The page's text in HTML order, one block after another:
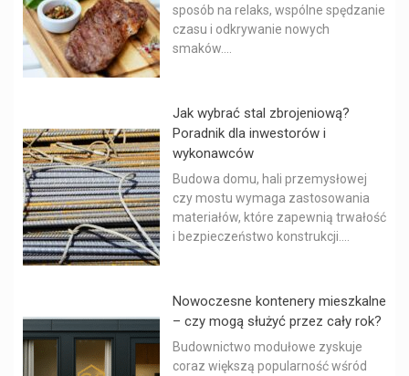
sposób na relaks, wspólne spędzanie
czasu i odkrywanie nowych
smaków....
Jak wybrać stal zbrojeniową?
Poradnik dla inwestorów i
wykonawców
Budowa domu, hali przemysłowej
czy mostu wymaga zastosowania
materiałów, które zapewnią trwałość
i bezpieczeństwo konstrukcji....
Nowoczesne kontenery mieszkalne
– czy mogą służyć przez cały rok?
Budownictwo modułowe zyskuje
coraz większą popularność wśród